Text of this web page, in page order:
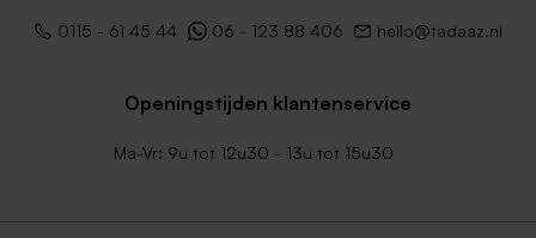
0115 - 61 45 44 06 - 123 88 406 hello@tadaaz.nl
Openingstijden klantenservice
Ma-Vr: 9u tot 12u30 - 13u tot 15u30